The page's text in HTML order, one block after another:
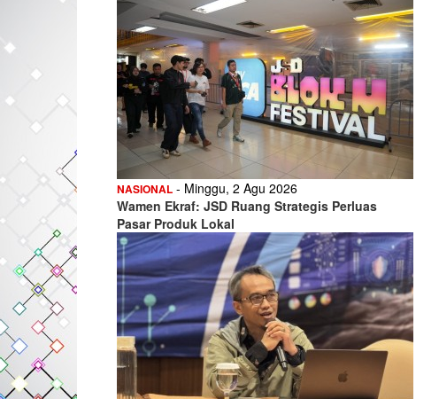
NASIONAL - Minggu, 2 Agu 2026
Wamen Ekraf: JSD Ruang Strategis Perluas
Pasar Produk Lokal